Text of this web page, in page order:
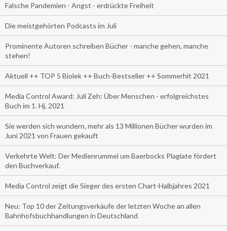
Falsche Pandemien - Angst - erdrückte Freiheit
Die meistgehörten Podcasts im Juli
Prominente Autoren schreiben Bücher - manche gehen, manche
stehen!
Aktuell ++ TOP 5 Biolek ++ Buch-Bestseller ++ Sommerhit 2021
Media Control Award: Juli Zeh: Über Menschen - erfolgreichstes
Buch im 1. Hj. 2021
Sie werden sich wundern, mehr als 13 Millionen Bücher wurden im
Juni 2021 von Frauen gekauft
Verkehrte Welt: Der Medienrummel um Baerbocks Plagiate fördert
den Buchverkauf.
Media Control zeigt die Sieger des ersten Chart-Halbjahres 2021
Neu: Top 10 der Zeitungsverkäufe der letzten Woche an allen
Bahnhofsbuchhandlungen in Deutschland